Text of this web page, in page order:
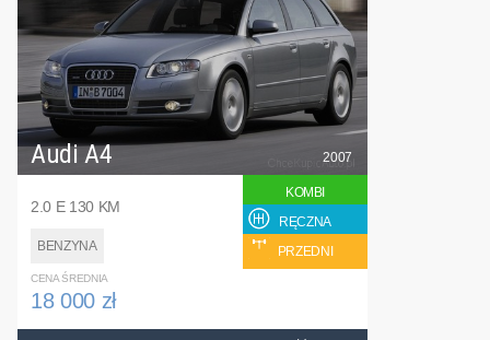
Audi A4
2.0 E 130 KM
BENZYNA
2007
KOMBI
RĘCZNA
PRZEDNI
CENA ŚREDNIA
18 000 zł